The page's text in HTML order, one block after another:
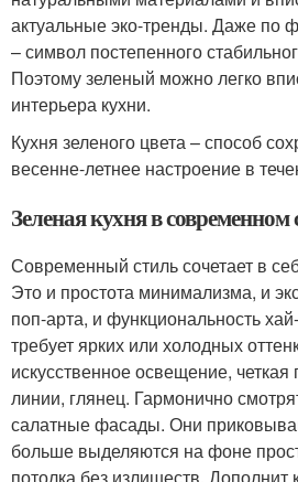
актуальные эко-тренды. Даже по
– символ постепенного
Поэтому зеленый можно легко
интерьера кухни.
Кухня зеленого цвета – способ
весенне-летнее настроение в
Зеленая кухня в современном
Современный стиль сочетает в
Это и простота минимализма, и
поп-арта, и функциональность
требует ярких или холодных
искусственное освещение, четкая
линии, глянец. Гармонично
салатные фасады. Они
больше выделяются на фоне
потолка без излишеств. Дополнит